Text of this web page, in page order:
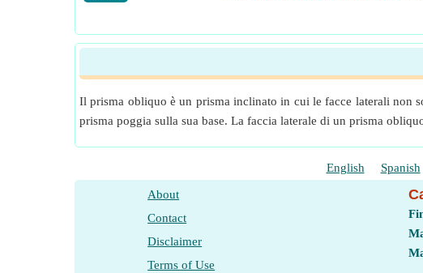
Il prisma obliquo è un prisma inclinato in cui le facce laterali non
prisma poggia sulla sua base. La faccia laterale di un prisma
English Spanish
About
Contact
Disclaimer
Terms of Use